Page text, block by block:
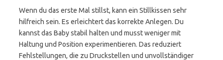
Wenn du das erste Mal stillst, kann ein Stillkissen sehr
hilfreich sein. Es erleichtert das korrekte Anlegen. Du
kannst das Baby stabil halten und musst weniger mit
Haltung und Position experimentieren. Das reduziert
Fehlstellungen, die zu Druckstellen und unvollständiger